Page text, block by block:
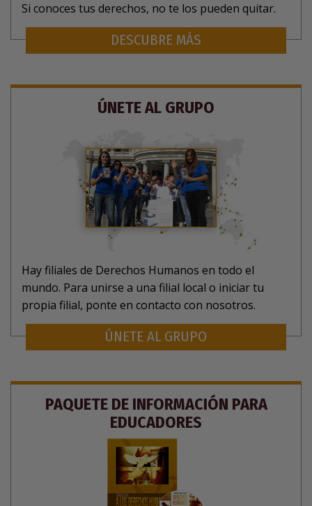
Si conoces tus derechos, no te los pueden quitar.
DESCUBRE MÁS
ÚNETE AL GRUPO
Hay filiales de Derechos Humanos en todo el
mundo. Para unirse a una filial local o iniciar tu
propia filial, ponte en contacto con nosotros.
ÚNETE AL GRUPO
PAQUETE DE INFORMACIÓN PARA
EDUCADORES